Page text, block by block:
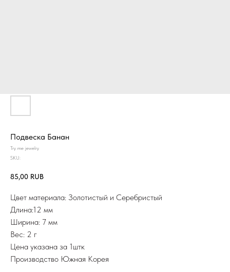
Подвеска Банан
Try me jewelry
SKU:
85,00 RUB
Цвет материала: Золотистый и Серебристый
Длина:12 мм
Ширина: 7 мм
Вес: 2 г
Цена указана за 1штк
Производство Южная Корея